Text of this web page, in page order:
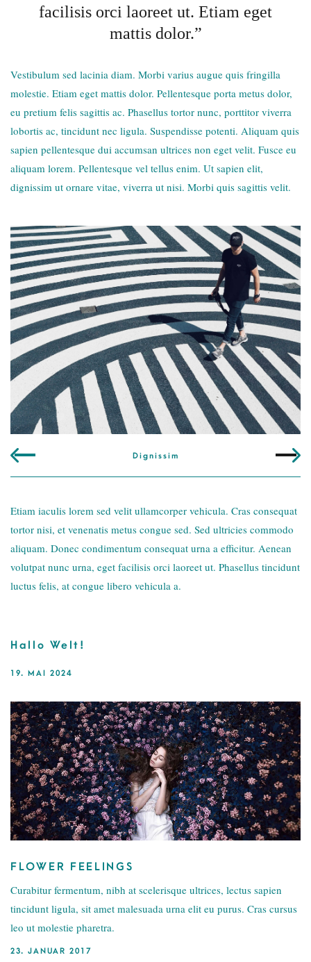
facilisis orci laoreet ut. Etiam eget
mattis dolor.”
Vestibulum sed lacinia diam. Morbi varius augue quis fringilla
molestie. Etiam eget mattis dolor. Pellentesque porta metus dolor,
eu pretium felis sagittis ac. Phasellus tortor nunc, porttitor viverra
lobortis ac, tincidunt nec ligula. Suspendisse potenti. Aliquam quis
sapien pellentesque dui accumsan ultrices non eget velit. Fusce eu
aliquam lorem. Pellentesque vel tellus enim. Ut sapien elit,
dignissim ut ornare vitae, viverra ut nisi. Morbi quis sagittis velit.
Dignissim
Etiam iaculis lorem sed velit ullamcorper vehicula. Cras consequat
tortor nisi, et venenatis metus congue sed. Sed ultricies commodo
aliquam. Donec condimentum consequat urna a efficitur. Aenean
volutpat nunc urna, eget facilisis orci laoreet ut. Phasellus tincidunt
luctus felis, at congue libero vehicula a.
Hallo Welt!
19. MAI 2024
FLOWER FEELINGS
Curabitur fermentum, nibh at scelerisque ultrices, lectus sapien
tincidunt ligula, sit amet malesuada urna elit eu purus. Cras cursus
leo ut molestie pharetra.
23. JANUAR 2017